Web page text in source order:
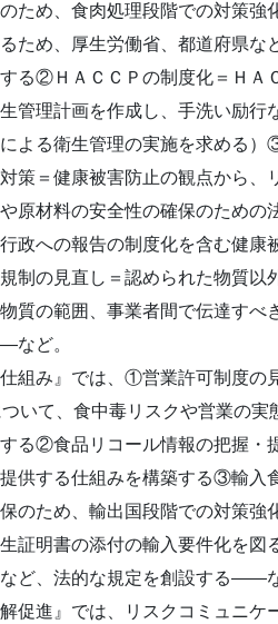
ため、食肉処理段階での対策強
ため、厚生労働省、都道府県な
る②ＨＡＣＣＰの制度化＝ＨＡ
管理計画を作成し、手洗い励行
よる衛生管理の実施を求める
策＝健康被害防止の観点から、
原材料の安全性の確保のための
政への報告の制度化を含む健康
制の見直し＝認められた物質以
質の範囲、事業者間で伝達すべ
など。
仕組み』では、①営業許可制度の
いて、食中毒リスクや営業の実
る②食品リコール情報の把握・
供する仕組みを構築する③輸入
のため、輸出国段階での対策強
証明書の添付の輸入要件化を図
ど、法的な規定を創設する――
促進』では、リスクコミュニ